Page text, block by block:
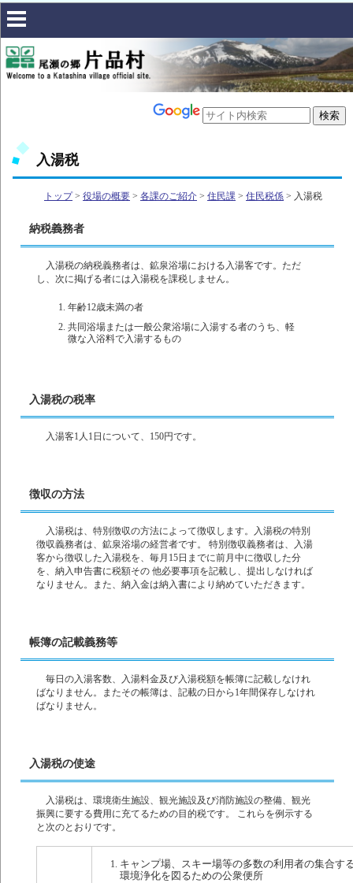
入湯税
トップ> 役場の概要 > 各課のご紹介 > 住民課 > 住民税係 > 入湯税
納税義務者
入湯税の納税義務者は、鉱泉浴場における入湯客です。ただ
し、次に掲げる者には入湯税を課税しません。
年齢12歳未満の者
共同浴場または一般公衆浴場に入湯する者のうち、軽
微な入浴料で入湯するもの
入湯税の税率
入湯客1人1日について、150円です。
徴収の方法
入湯税は、特別徴収の方法によって徴収します。入湯税の特別
徴収義務者は、鉱泉浴場の経営者です。 特別徴収義務者は、入湯
客から徴収した入湯税を、毎月15日までに前月中に徴収した分
を、納入申告書に税額その 他必要事項を記載し、提出しなければ
なりません。また、納入金は納入書により納めていただきます。
帳簿の記載義務等
毎日の入湯客数、入湯料金及び入湯税額を帳簿に記載しなけれ
ばなりません。またその帳簿は、記載の日から1年間保存しなけれ
ばなりません。
入湯税の使途
入湯税は、環境衛生施設、観光施設及び消防施設の整備、観光
振興に要する費用に充てるための目的税です。 これらを例示する
と次のとおりです。
キャンプ場、スキー場等の多数の利用者の集合す
環境浄化を図るための公衆便所